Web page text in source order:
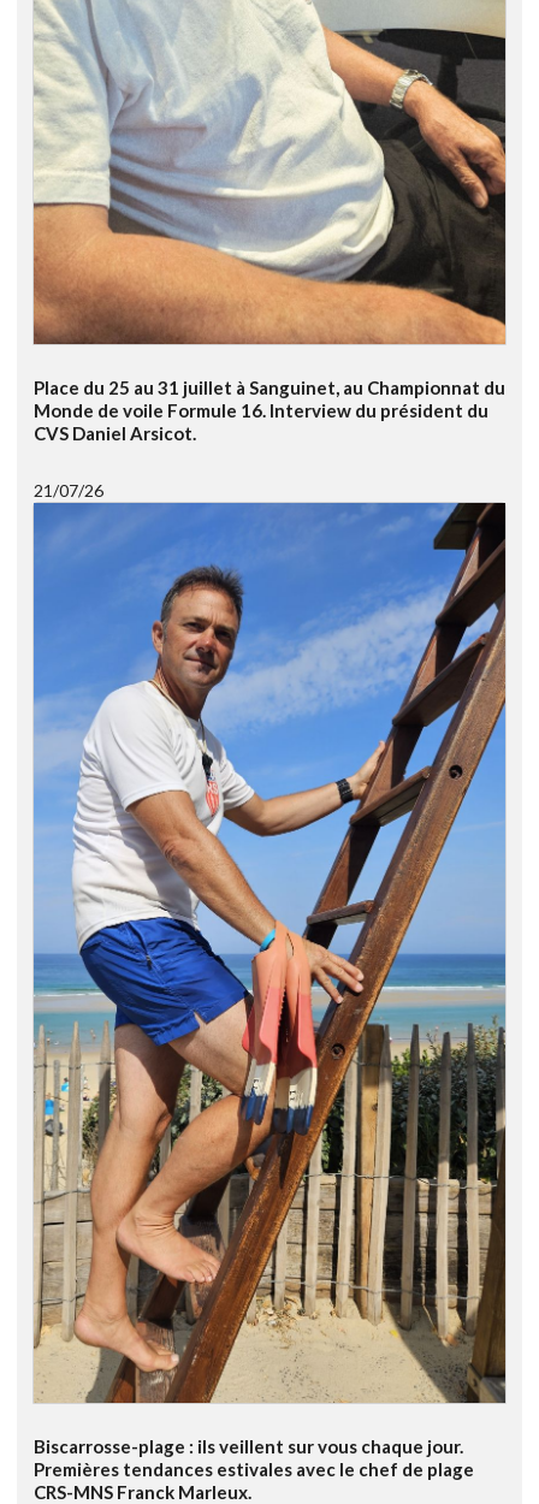
Place du 25 au 31 juillet à Sanguinet, au Championnat du
Monde de voile Formule 16. Interview du président du
CVS Daniel Arsicot.
21/07/26
Biscarrosse-plage : ils veillent sur vous chaque jour.
Premières tendances estivales avec le chef de plage
CRS-MNS Franck Marleux.